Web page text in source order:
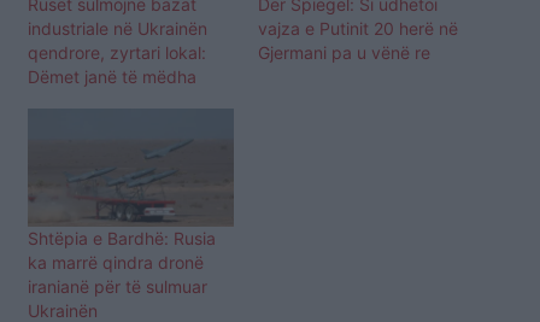
Rusët sulmojnë bazat
industriale në Ukrainën
qendrore, zyrtari lokal:
Dëmet janë të mëdha
Der Spiegel: Si udhëtoi
vajza e Putinit 20 herë në
Gjermani pa u vënë re
Shtëpia e Bardhë: Rusia
ka marrë qindra dronë
iranianë për të sulmuar
Ukrainën